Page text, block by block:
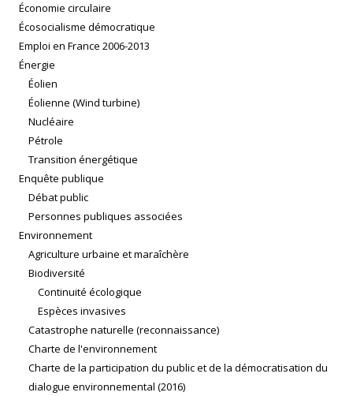
Économie circulaire
Écosocialisme démocratique
Emploi en France 2006-2013
Énergie
Éolien
Éolienne (Wind turbine)
Nucléaire
Pétrole
Transition énergétique
Enquête publique
Débat public
Personnes publiques associées
Environnement
Agriculture urbaine et maraîchère
Biodiversité
Continuité écologique
Espèces invasives
Catastrophe naturelle (reconnaissance)
Charte de l'environnement
Charte de la participation du public et de la démocratisation du
dialogue environnemental (2016)